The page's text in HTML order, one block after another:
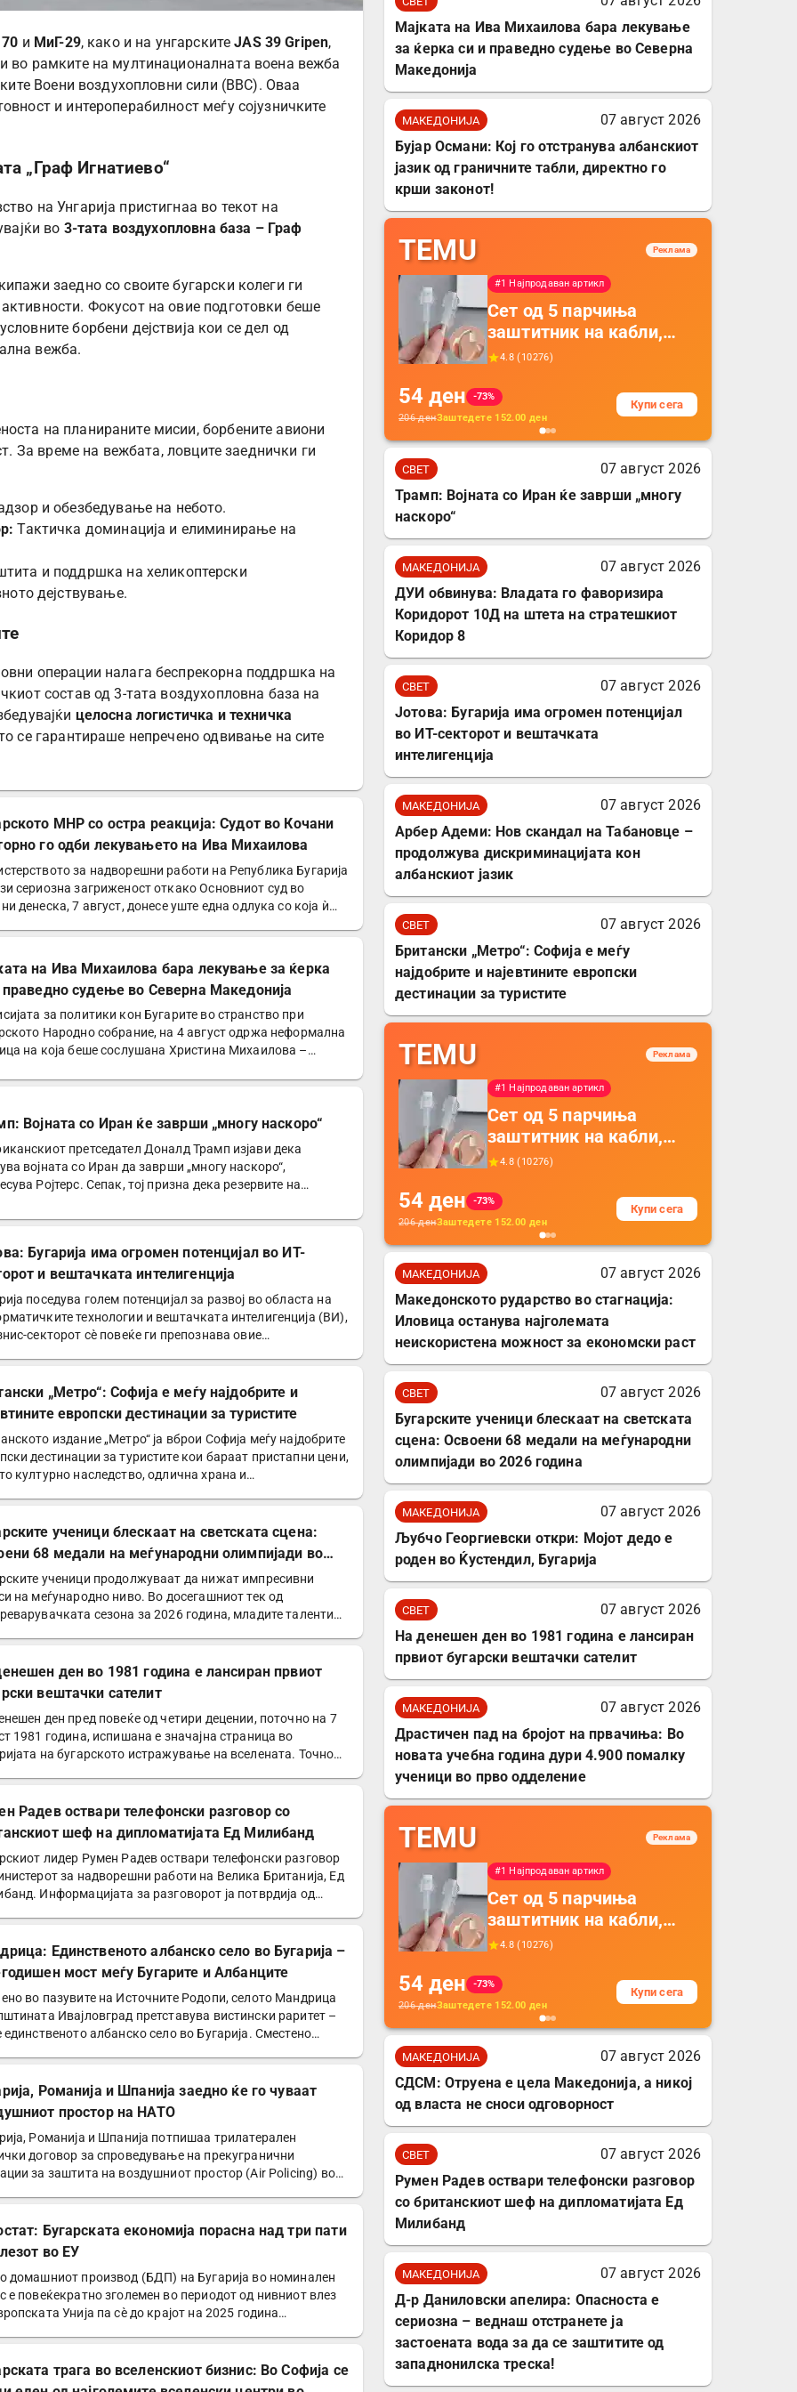
и МиГ-29, како и на унгарскитеJAS 39 Gripen,
во рамките на мултинационалната воена вежба
Воени воздухопловни сили (ВВС). Оваа
и интероперабилност меѓу сојузничките
„Граф Игнатиево“
на Унгарија пристигнаа во текот на
во 3-тата воздухопловна база – Граф
заедно со своите бугарски колеги ги
Фокусот на овие подготовки беше
борбени дејствија кои се дел од
вежба.
на планираните мисии, борбените авиони
За време на вежбата, ловците заеднички ги
и обезбедување на небото.
Тактичка доминација и елиминирање на
и поддршка на хеликоптерски
дејствување.
операции налага беспрекорна поддршка на
состав од 3-тата воздухопловна база на
целосна логистичка и техничка
се гарантираше непречено одвивање на сите
МНР со остра реакција: Судот во Кочани
го одби лекувањето на Ива Михаилова
за надворешни работи на Република Бугарија
сериозна загриженост откако Основниот суд во
денеска, 7 август, донесе уште една одлука со која ѝ…
на Ива Михаилова бара лекување за ќерка
праведно судење во Северна Македонија
за политики кон Бугарите во странство при
Народно собрание, на 4 август одржа неформална
на која беше сослушана Христина Михаилова –
Војната со Иран ќе заврши „многу наскоро“
претседател Доналд Трамп изјави дека
војната со Иран да заврши „многу наскоро“,
Ројтерс. Сепак, тој призна дека резервите на
Бугарија има огромен потенцијал во ИТ-
и вештачката интелигенција
поседува голем потенцијал за развој во областа на
технологии и вештачката интелигенција (ВИ),
секторот сѐ повеќе ги препознава овие…
„Метро“: Софија е меѓу најдобрите и
европски дестинации за туристите
издание „Метро“ ја вброи Софија меѓу најдобрите
дестинации за туристите кои бараат пристапни цени,
културно наследство, одлична храна и…
ученици блескаат на светската сцена:
68 медали на меѓународни олимпијади во
годинаученици продолжуваат да нижат импресивни
на меѓународно ниво. Во досегашниот тек од
сезона за 2026 година, младите таленти
ден во 1981 година е лансиран првиот
вештачки сателит
ден пред повеќе од четири децении, поточно на 7
1981 година, испишана е значајна страница во
на бугарското истражување на вселената. Точно
Радев оствари телефонски разговор со
шеф на дипломатијата Ед Милибанд
лидер Румен Радев оствари телефонски разговор
за надворешни работи на Велика Британија, Ед
Информацијата за разговорот ја потврдија од…
Единственото албанско село во Бугарија –
мост меѓу Бугарите и Албанците
во пазувите на Источните Родопи, селото Мандрица
Ивајловград претставува вистински раритет –
единственото албанско село во Бугарија. Сместено…
Романија и Шпанија заедно ќе го чуваат
простор на НАТО
Романија и Шпанија потпишаа трилатерален
договор за спроведување на прекугранични
за заштита на воздушниот простор (Air Policing) во
Бугарската економија порасна над три пати
во ЕУ
домашниот производ (БДП) на Бугарија во номинален
е повеќекратно зголемен во периодот од нивниот влез
Унија па сè до крајот на 2025 година…
трага во вселенскиот бизнис: Во Софија се
Мајката на Ива Михаилова бара лекување
за ќерка си и праведно судење во Северна
Македонија
МАКЕДОНИЈА
07 август 2026
Бујар Османи: Кој го отстранува албанскиот
јазик од граничните табли, директно го
крши законот!
TEMU Реклама
#1 Најпродаван артикл
Сет од 5 парчиња
заштитник на кабли,
прекривка за заштита
додатоци за заштита на
кабли, без батерија, за
мобилни телефони,
комплет за заштита на
4.8 (10276)
54 ден
-73%
206денЗаштедете 152.00 ден
Купи сега
СВЕТ
07 август 2026
Трамп: Војната со Иран ќе заврши „многу
наскоро“
МАКЕДОНИЈА
07 август 2026
ДУИ обвинува: Владата го фаворизира
Коридорот 10Д на штета на стратешкиот
Коридор 8
СВЕТ
07 август 2026
Јотова: Бугарија има огромен потенцијал
во ИТ-секторот и вештачката
интелигенција
МАКЕДОНИЈА
07 август 2026
Арбер Адеми: Нов скандал на Табановце –
продолжува дискриминацијата кон
албанскиот јазик
СВЕТ
07 август 2026
Британски „Метро“: Софија е меѓу
најдобрите и најевтините европски
дестинации за туристите
TEMU Реклама
#1 Најпродаван артикл
Сет од 5 парчиња
заштитник на кабли,
прекривка за заштита
додатоци за заштита на
кабли, без батерија, за
мобилни телефони,
комплет за заштита на
4.8 (10276)
54 ден
-73%
206денЗаштедете 152.00 ден
Купи сега
МАКЕДОНИЈА
07 август 2026
Македонското рударство во стагнација:
Иловица останува најголемата
неискористена можност за економски раст
СВЕТ
07 август 2026
Бугарските ученици блескаат на светската
сцена: Освоени 68 медали на меѓународни
олимпијади во 2026 година
МАКЕДОНИЈА
07 август 2026
Љубчо Георгиевски откри: Мојот дедо е
роден во Ќустендил, Бугарија
СВЕТ
07 август 2026
На денешен ден во 1981 година е лансиран
првиот бугарски вештачки сателит
МАКЕДОНИЈА
07 август 2026
Драстичен пад на бројот на првачиња: Во
новата учебна година дури 4.900 помалку
ученици во прво одделение
TEMU Реклама
#1 Најпродаван артикл
Сет од 5 парчиња
заштитник на кабли,
прекривка за заштита
додатоци за заштита на
кабли, без батерија, за
мобилни телефони,
комплет за заштита на
4.8 (10276)
54 ден
-73%
206денЗаштедете 152.00 ден
Купи сега
МАКЕДОНИЈА
07 август 2026
СДСМ: Отруена е цела Македонија, а никој
од власта не сноси одговорност
СВЕТ
07 август 2026
Румен Радев оствари телефонски разговор
со британскиот шеф на дипломатијата Ед
Милибанд
МАКЕДОНИЈА
07 август 2026
Д-р Даниловски апелира: Опасноста е
сериозна – веднаш отстранете ја
застоената вода за да се заштитите од
западнонилска треска!